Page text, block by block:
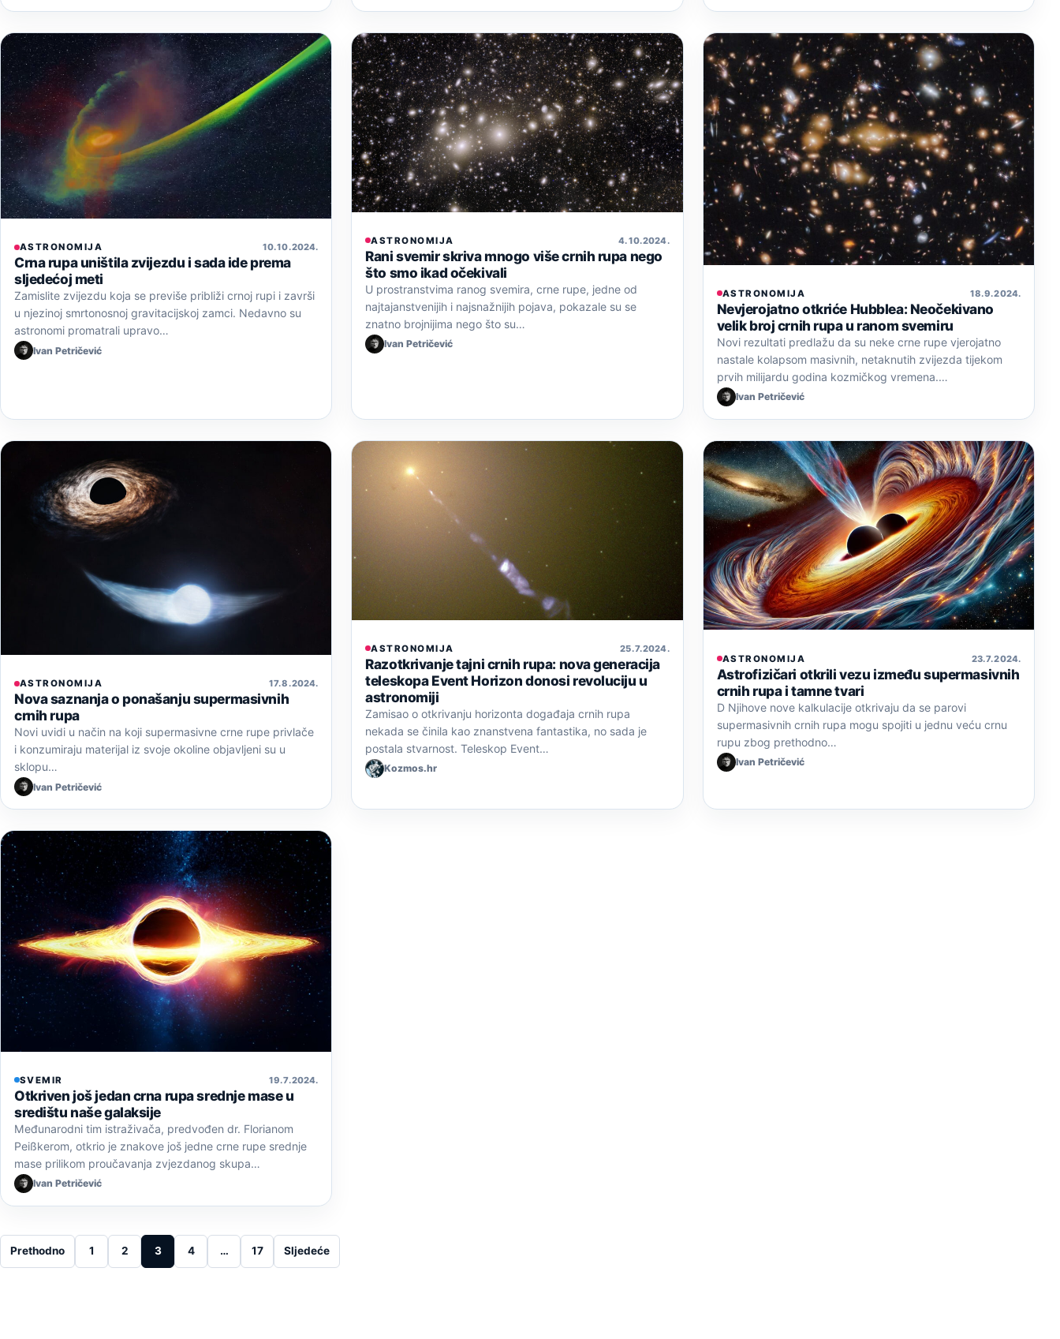
ASTRONOMIJA 10. 10. 2024.
Crna rupa uništila zvijezdu i sada ide prema
sljedećoj meti
Zamislite zvijezdu koja se previše približi crnoj rupi i završi
u njezinoj smrtonosnoj gravitacijskoj zamci. Nedavno su
astronomi promatrali upravo…
Ivan Petričević
ASTRONOMIJA 4. 10. 2024.
Rani svemir skriva mnogo više crnih rupa nego
što smo ikad očekivali
U prostranstvima ranog svemira, crne rupe, jedne od
najtajanstvenijih i najsnažnijih pojava, pokazale su se
znatno brojnijima nego što su…
Ivan Petričević
ASTRONOMIJA 18. 9. 2024.
Nevjerojatno otkriće Hubblea: Neočekivano
velik broj crnih rupa u ranom svemiru
Novi rezultati predlažu da su neke crne rupe vjerojatno
nastale kolapsom masivnih, netaknutih zvijezda tijekom
prvih milijardu godina kozmičkog vremena.…
Ivan Petričević
ASTRONOMIJA 17. 8. 2024.
Nova saznanja o ponašanju supermasivnih
crnih rupa
Novi uvidi u način na koji supermasivne crne rupe privlače
i konzumiraju materijal iz svoje okoline objavljeni su u
sklopu…
Ivan Petričević
ASTRONOMIJA 25. 7. 2024.
Razotkrivanje tajni crnih rupa: nova generacija
teleskopa Event Horizon donosi revoluciju u
astronomiji
Zamisao o otkrivanju horizonta događaja crnih rupa
nekada se činila kao znanstvena fantastika, no sada je
postala stvarnost. Teleskop Event…
Kozmos.hr
ASTRONOMIJA 23. 7. 2024.
Astrofizičari otkrili vezu između supermasivnih
crnih rupa i tamne tvari
D Njihove nove kalkulacije otkrivaju da se parovi
supermasivnih crnih rupa mogu spojiti u jednu veću crnu
rupu zbog prethodno…
Ivan Petričević
SVEMIR 19. 7. 2024.
Otkriven još jedan crna rupa srednje mase u
središtu naše galaksije
Međunarodni tim istraživača, predvođen dr. Florianom
Peißkerom, otkrio je znakove još jedne crne rupe srednje
mase prilikom proučavanja zvjezdanog skupa…
Ivan Petričević
Posts pagination
Prethodno 1 2 3 4 … 17 Sljedeće